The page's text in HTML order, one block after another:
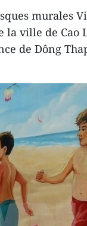
murales
ville de Cao
de Dông